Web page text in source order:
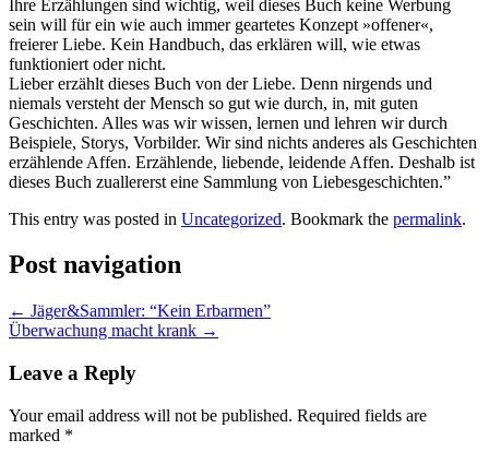
Ihre Erzählungen sind wichtig, weil dieses Buch keine Werbung
sein will für ein wie auch immer geartetes Konzept »offener«,
freierer Liebe. Kein Handbuch, das erklären will, wie etwas
funktioniert oder nicht.
Lieber erzählt dieses Buch von der Liebe. Denn nirgends und
niemals versteht der Mensch so gut wie durch, in, mit guten
Geschichten. Alles was wir wissen, lernen und lehren wir durch
Beispiele, Storys, Vorbilder. Wir sind nichts anderes als Geschichten
erzählende Affen. Erzählende, liebende, leidende Affen. Deshalb ist
dieses Buch zuallererst eine Sammlung von Liebesgeschichten.”
This entry was posted in Uncategorized. Bookmark the permalink.
Post navigation
← Jäger&Sammler: “Kein Erbarmen”
Überwachung macht krank →
Leave a Reply
Your email address will not be published. Required fields are
marked *